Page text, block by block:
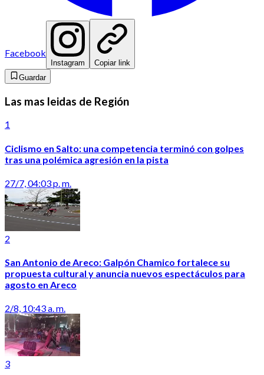
Facebook
Instagram
Copiar link
Guardar
Las mas leidas de Región
1
Ciclismo en Salto: una competencia terminó con golpes
tras una polémica agresión en la pista
27/7, 04:03 p. m.
2
San Antonio de Areco: Galpón Chamico fortalece su
propuesta cultural y anuncia nuevos espectáculos para
agosto en Areco
2/8, 10:43 a. m.
3